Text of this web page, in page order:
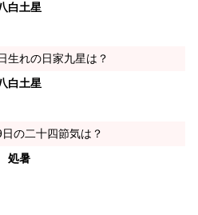
白土星
生れの日家九星は？
白土星
の二十四節気は？
処暑